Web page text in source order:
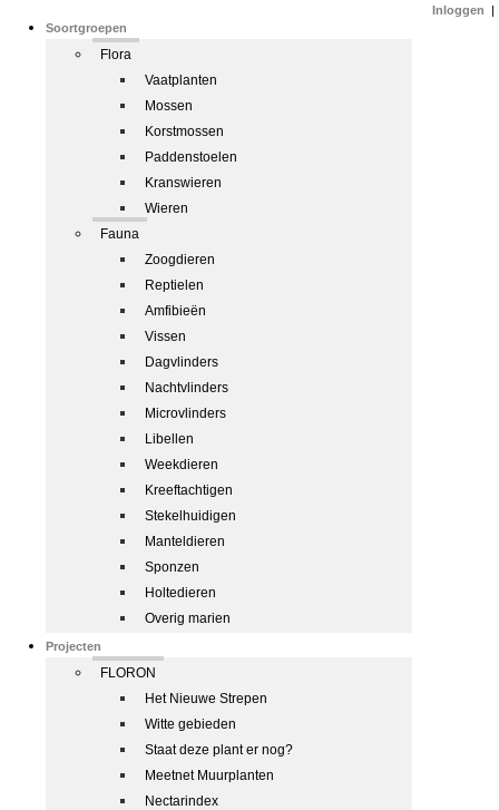
Soortgroepen
Flora
Vaatplanten
Mossen
Korstmossen
Paddenstoelen
Kranswieren
Wieren
Fauna
Zoogdieren
Reptielen
Amfibieën
Vissen
Dagvlinders
Nachtvlinders
Microvlinders
Libellen
Weekdieren
Kreeftachtigen
Stekelhuidigen
Manteldieren
Sponzen
Holtedieren
Overig marien
Projecten
FLORON
Het Nieuwe Strepen
Witte gebieden
Staat deze plant er nog?
Meetnet Muurplanten
Nectarindex
Inloggen |